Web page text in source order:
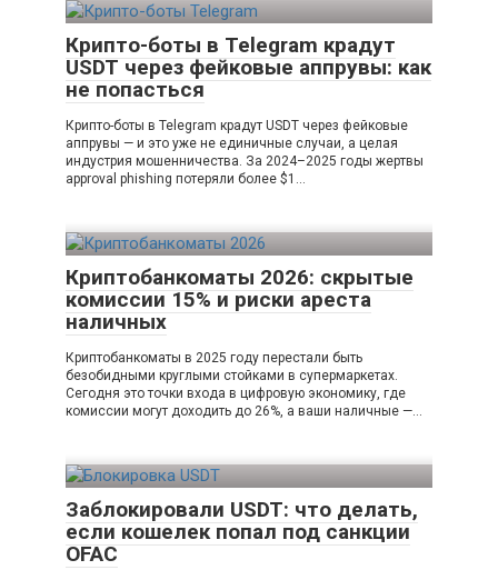
Крипто-боты в Telegram крадут
USDT через фейковые аппрувы: как
не попасться
Крипто-боты в Telegram крадут USDT через фейковые
аппрувы — и это уже не единичные случаи, а целая
индустрия мошенничества. За 2024–2025 годы жертвы
approval phishing потеряли более $1…
Криптобанкоматы 2026: скрытые
комиссии 15% и риски ареста
наличных
Криптобанкоматы в 2025 году перестали быть
безобидными круглыми стойками в супермаркетах.
Сегодня это точки входа в цифровую экономику, где
комиссии могут доходить до 26%, а ваши наличные —…
Заблокировали USDT: что делать,
если кошелек попал под санкции
OFAC